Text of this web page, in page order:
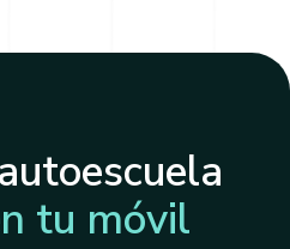
tu móvil